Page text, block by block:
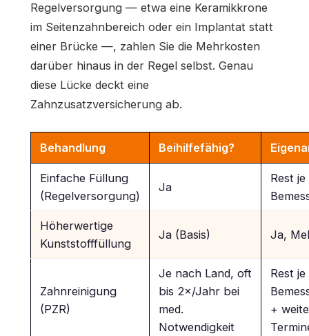
Regelversorgung — etwa eine Keramikkrone
im Seitenzahnbereich oder ein Implantat statt
einer Brücke —, zahlen Sie die Mehrkosten
darüber hinaus in der Regel selbst. Genau
diese Lücke deckt eine
Zahnzusatzversicherung ab.
Behandlung Beihilfefähig?
Einfache Füllung
(Regelversorgung)
Ja
Rest je
Höherwertige
Kunststofffüllung
Ja (Basis) Ja,
Zahnreinigung
(PZR)
Je nach Land, oft
bis 2×/Jahr bei
med.
Notwendigkeit
Rest je
+